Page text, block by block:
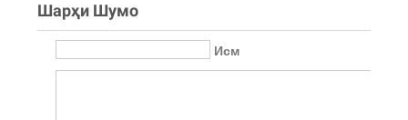
Шарҳи Шумо
Исм